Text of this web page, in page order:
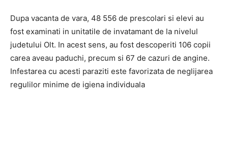
Dupa vacanta de vara, 48 556 de prescolari si elevi au
fost examinati in unitatile de invatamant de la nivelul
judetului Olt. In acest sens, au fost descoperiti 106 copii
carea aveau paduchi, precum si 67 de cazuri de angine.
Infestarea cu acesti paraziti este favorizata de neglijarea
regulilor minime de igiena individuala